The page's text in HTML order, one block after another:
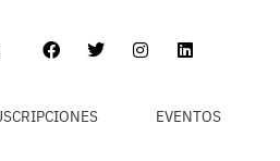
EVENTOS